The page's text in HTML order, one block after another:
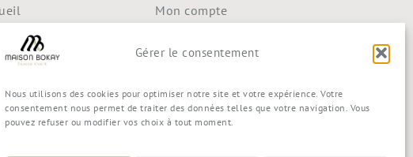
Gérer le consentement
Nous utilisons des cookies pour optimiser notre site et votre expérience. Votre
consentement nous permet de traiter des données telles que votre navigation. Vous
pouvez refuser ou modifier vos choix à tout moment.
Bokay
Mon compte
Commande